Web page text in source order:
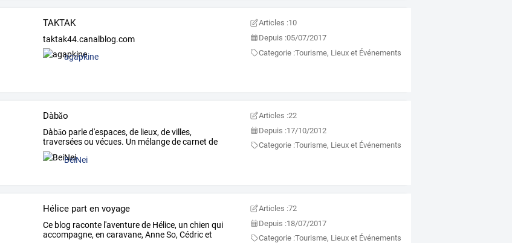
TAKTAK
taktak44.canalblog.com
agapkine
Articles :10
Depuis :05/07/2017
Categorie :Tourisme, Lieux et Événements
Dàbǎo
Dàbǎo parled'espaces, de lieux, devilles,
traverséesou vécues. Un mélangedecarnet de
voyage,
BeiNei
Articles :22
Depuis :17/10/2012
Categorie :Tourisme, Lieux et Événements
Hélice part en voyage
Ce blog raconte l'aventurede Hélice, un chien qui
accompagne, en caravane, AnneSo, Cédricet
Articles :72
Depuis :18/07/2017
Categorie :Tourisme, Lieux et Événements